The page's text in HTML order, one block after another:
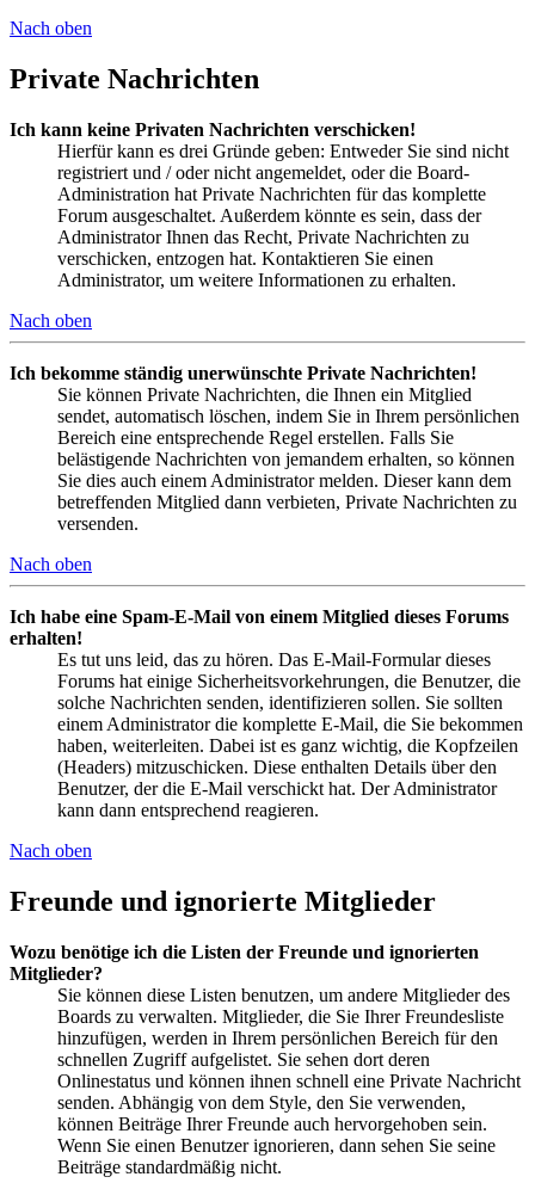
Nach oben
Private Nachrichten
Ich kann keine Privaten Nachrichten verschicken!
Hierfür kann es drei Gründe geben: Entweder Sie sind nicht
registriert und / oder nicht angemeldet, oder die Board-
Administration hat Private Nachrichten für das komplette
Forum ausgeschaltet. Außerdem könnte es sein, dass der
Administrator Ihnen das Recht, Private Nachrichten zu
verschicken, entzogen hat. Kontaktieren Sie einen
Administrator, um weitere Informationen zu erhalten.
Nach oben
Ich bekomme ständig unerwünschte Private Nachrichten!
Sie können Private Nachrichten, die Ihnen ein Mitglied
sendet, automatisch löschen, indem Sie in Ihrem persönlichen
Bereich eine entsprechende Regel erstellen. Falls Sie
belästigende Nachrichten von jemandem erhalten, so können
Sie dies auch einem Administrator melden. Dieser kann dem
betreffenden Mitglied dann verbieten, Private Nachrichten zu
versenden.
Nach oben
Ich habe eine Spam-E-Mail von einem Mitglied dieses Forums
erhalten!
Es tut uns leid, das zu hören. Das E-Mail-Formular dieses
Forums hat einige Sicherheitsvorkehrungen, die Benutzer, die
solche Nachrichten senden, identifizieren sollen. Sie sollten
einem Administrator die komplette E-Mail, die Sie bekommen
haben, weiterleiten. Dabei ist es ganz wichtig, die Kopfzeilen
(Headers) mitzuschicken. Diese enthalten Details über den
Benutzer, der die E-Mail verschickt hat. Der Administrator
kann dann entsprechend reagieren.
Nach oben
Freunde und ignorierte Mitglieder
Wozu benötige ich die Listen der Freunde und ignorierten
Mitglieder?
Sie können diese Listen benutzen, um andere Mitglieder des
Boards zu verwalten. Mitglieder, die Sie Ihrer Freundesliste
hinzufügen, werden in Ihrem persönlichen Bereich für den
schnellen Zugriff aufgelistet. Sie sehen dort deren
Onlinestatus und können ihnen schnell eine Private Nachricht
senden. Abhängig von dem Style, den Sie verwenden,
können Beiträge Ihrer Freunde auch hervorgehoben sein.
Wenn Sie einen Benutzer ignorieren, dann sehen Sie seine
Beiträge standardmäßig nicht.